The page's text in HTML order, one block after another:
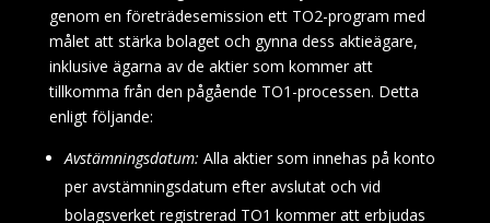
genom en företrädesemission ett TO2-program med
målet att stärka bolaget och gynna dess aktieägare,
inklusive ägarna av de aktier som kommer att
tillkomma från den pågående TO1-processen. Detta
enligt följande:
Avstämningsdatum: Alla aktier som innehas på konto
per avstämningsdatum efter avslutat och vid
bolagsverket registrerad TO1 kommer att erbjudas